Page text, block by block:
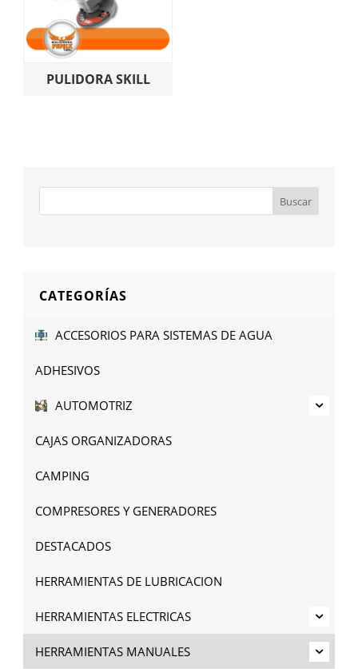
PULIDORA SKILL
CATEGORÍAS
ACCESORIOS PARA SISTEMAS DE AGUA
ADHESIVOS
AUTOMOTRIZ
CAJAS ORGANIZADORAS
CAMPING
COMPRESORES Y GENERADORES
DESTACADOS
HERRAMIENTAS DE LUBRICACION
HERRAMIENTAS ELECTRICAS
HERRAMIENTAS MANUALES